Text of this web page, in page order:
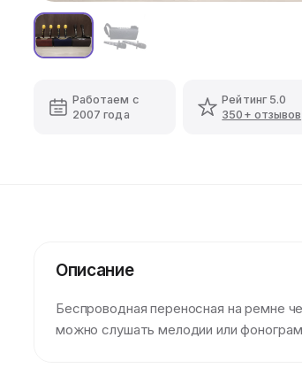
Работаем с
2007 года
Рейтинг 5.0
350+ отзывов
Описание
Беспроводная переносная на ремне
можно слушать мелодии или